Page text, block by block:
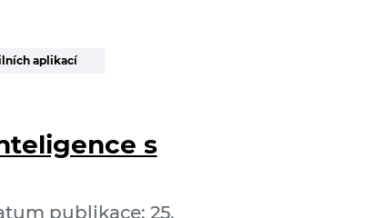
aplikací
s
publikace: 25.